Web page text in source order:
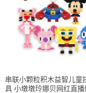
串联小颗粒积木益智儿童
具 小墩墩玲娜贝网红直播